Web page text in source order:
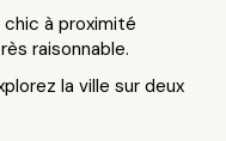
à proximité
raisonnable.
la ville sur deux